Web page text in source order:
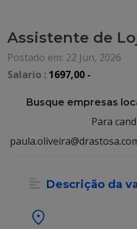
Assistente de
Postado em: 22 Jun, 2026
Salario : 1697,00 -
Busque empresas
Para
Descrição da
location_on